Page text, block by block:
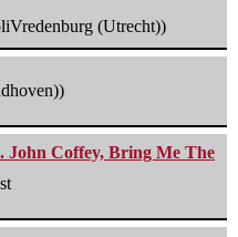
(Utrecht))
John Coffey, Bring Me The